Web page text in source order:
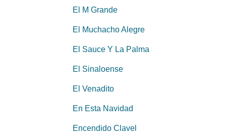
El M Grande
El Muchacho Alegre
El Sauce Y La Palma
El Sinaloense
El Venadito
En Esta Navidad
Encendido Clavel